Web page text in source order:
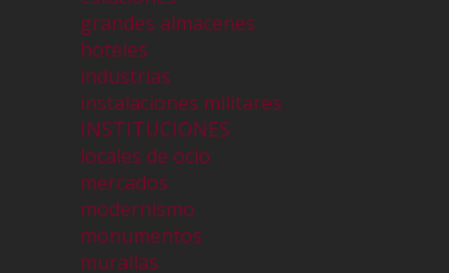
grandes almacenes
hoteles
industrias
instalaciones militares
INSTITUCIONES
locales de ocio
mercados
modernismo
monumentos
murallas